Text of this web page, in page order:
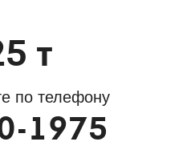
т
по телефону
1975